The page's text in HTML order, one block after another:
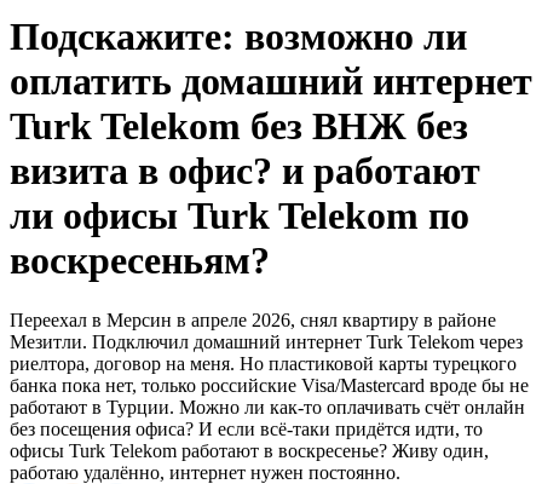
Подскажите: возможно ли
оплатить домашний интернет
Turk Telekom без ВНЖ без
визита в офис? и работают
ли офисы Turk Telekom по
воскресеньям?
Переехал в Мерсин в апреле 2026, снял квартиру в районе
Мезитли. Подключил домашний интернет Turk Telekom через
риелтора, договор на меня. Но пластиковой карты турецкого
банка пока нет, только российские Visa/Mastercard вроде бы не
работают в Турции. Можно ли как-то оплачивать счёт онлайн
без посещения офиса? И если всё-таки придётся идти, то
офисы Turk Telekom работают в воскресенье? Живу один,
работаю удалённо, интернет нужен постоянно.